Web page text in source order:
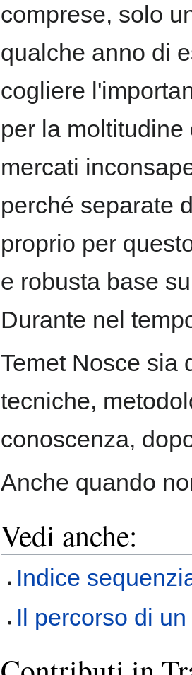
comprese, solo
qualche anno di
cogliere
per la
mercati
perché separate
proprio per
e robusta base
Durante nel
Temet Nosce sia
tecniche,
conoscenza,
Anche quando
Vedi anche:
Indice
Il percorso di